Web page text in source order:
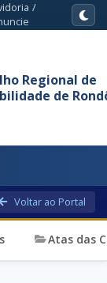
/
Regional de
de
Voltar ao Portal
Atas das